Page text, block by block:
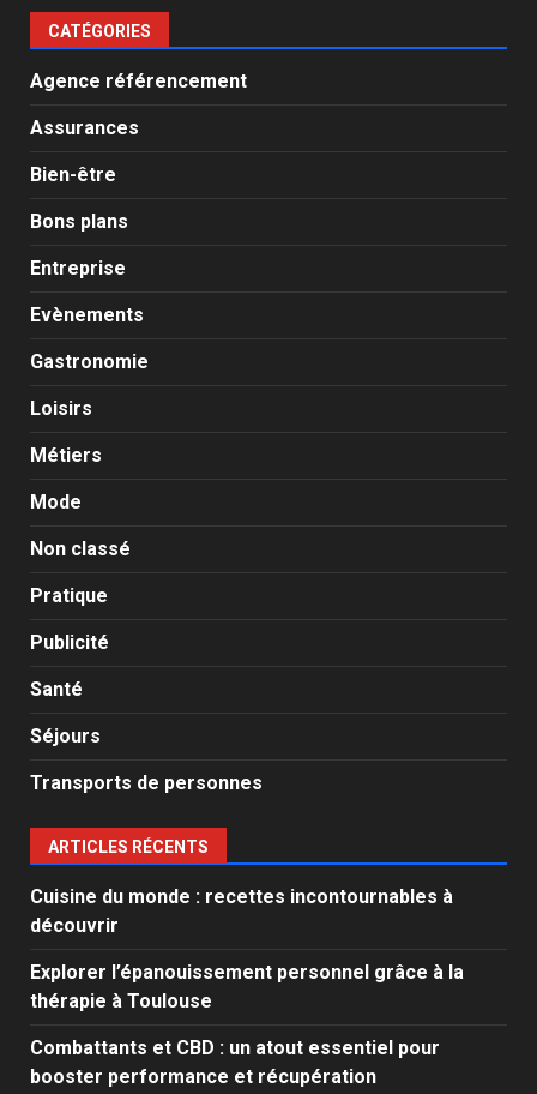
CATÉGORIES
Agence référencement
Assurances
Bien-être
Bons plans
Entreprise
Evènements
Gastronomie
Loisirs
Métiers
Mode
Non classé
Pratique
Publicité
Santé
Séjours
Transports de personnes
ARTICLES RÉCENTS
Cuisine du monde : recettes incontournables à
découvrir
Explorer l’épanouissement personnel grâce à la
thérapie à Toulouse
Combattants et CBD : un atout essentiel pour
booster performance et récupération